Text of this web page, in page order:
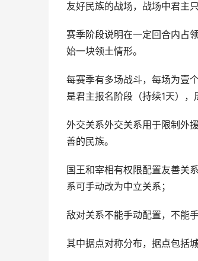
友好民族的战场，战场中君主
赛季阶段说明在一定回合内占
始一块领土情形。
每赛季有多场战斗，每场为壹
是君主报名阶段（持续1天），
外交关系外交关系用于限制外
善的民族。
国王和宰相有权限配置友善关
系可手动改为中立关系；
敌对关系不能手动配置，不能
其中据点对称分布，据点包括